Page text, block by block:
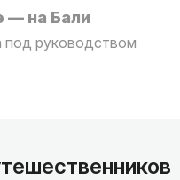
— на Бали
под руководством